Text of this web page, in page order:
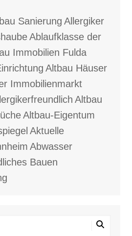
Sanierung Allergiker
Ablaufklasse der
Immobilien Fulda
Altbau Häuser
Immobilienmarkt
Altbau
Altbau-Eigentum
Aktuelle
Abwasser
Bauen